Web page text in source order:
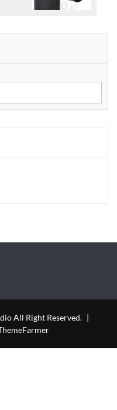
All Right Reserved. |